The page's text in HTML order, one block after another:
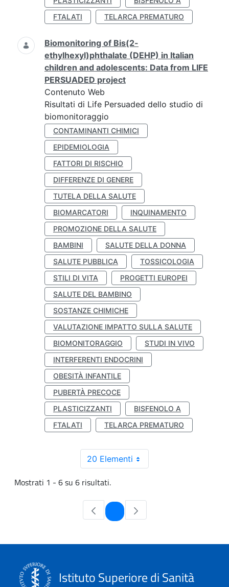
FTALATI
TELARCA PREMATURO
Biomonitoring of Bis(2-
ethylhexyl)phthalate (DEHP) in Italian
children and adolescents: Data from LIFE
PERSUADED project
Contenuto Web
Risultati di Life Persuaded dello studio di
biomonitoraggio
CONTAMINANTI CHIMICI
EPIDEMIOLOGIA
FATTORI DI RISCHIO
DIFFERENZE DI GENERE
TUTELA DELLA SALUTE
BIOMARCATORI
INQUINAMENTO
PROMOZIONE DELLA SALUTE
BAMBINI
SALUTE DELLA DONNA
SALUTE PUBBLICA
TOSSICOLOGIA
STILI DI VITA
PROGETTI EUROPEI
SALUTE DEL BAMBINO
SOSTANZE CHIMICHE
VALUTAZIONE IMPATTO SULLA SALUTE
BIOMONITORAGGIO
STUDI IN VIVO
INTERFERENTI ENDOCRINI
OBESITÀ INFANTILE
PUBERTÀ PRECOCE
PLASTICIZZANTI
BISFENOLO A
FTALATI
TELARCA PREMATURO
20 Elementi
Mostrati 1 - 6 su 6 risultati.
Pagina
Istituto Superiore di Sanità